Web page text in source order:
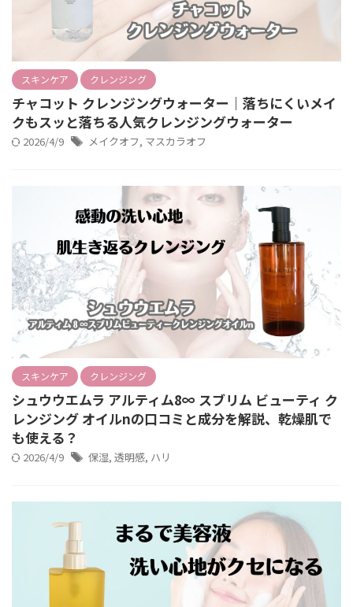
スキンケア クレンジング
チャコット クレンジングウォーター｜落ちにくいメイ
クもスッと落ちる人気クレンジングウォーター
2026/4/9 メイクオフ, マスカラオフ
スキンケア クレンジング
シュウウエムラ アルティム8∞ スブリム ビューティ ク
レンジング オイルnの口コミと成分を解説、乾燥肌で
も使える？
2026/4/9 保湿, 透明感, ハリ